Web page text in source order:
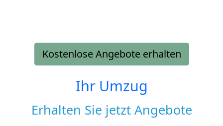
Kostenlose Angebote erhalten
Ihr Umzug
Erhalten Sie jetzt Angebote